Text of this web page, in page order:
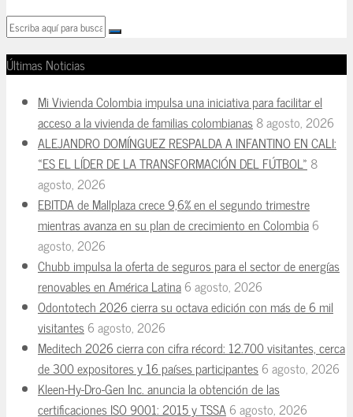
Últimas Noticias
Mi Vivienda Colombia impulsa una iniciativa para facilitar el
acceso a la vivienda de familias colombianas8 agosto, 2026
ALEJANDRO DOMÍNGUEZ RESPALDA A INFANTINO EN CALI:
«ES EL LÍDER DE LA TRANSFORMACIÓN DEL FÚTBOL» 8
agosto, 2026
EBITDA de Mallplaza crece 9,6% en el segundo trimestre
mientras avanza en su plan de crecimiento en Colombia6
agosto, 2026
Chubb impulsa la oferta de seguros para el sector de energías
renovables en América Latina6 agosto, 2026
Odontotech 2026 cierra su octava edición con más de 6 mil
visitantes6 agosto, 2026
Meditech 2026 cierra con cifra récord: 12.700 visitantes, cerca
de 300 expositores y 16 países participantes6 agosto, 2026
Kleen-Hy-Dro-Gen Inc. anuncia la obtención de las
certificaciones ISO 9001: 2015 y TSSA6 agosto, 2026